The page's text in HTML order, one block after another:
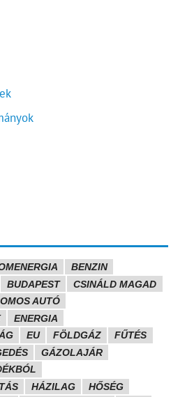
BENZIN
BUDAPEST
CSINÁLD MAGAD
AUTÓ
ENERGIA
EU FÖLDGÁZ
FŰTÉS
GÁZOLAJÁR
HÁZILAG
HŐSÉG